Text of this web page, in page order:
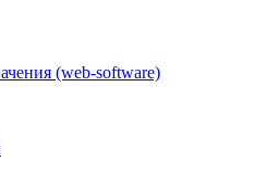
(web-software)